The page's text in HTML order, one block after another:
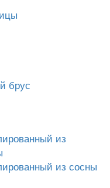
брус
из
из сосны